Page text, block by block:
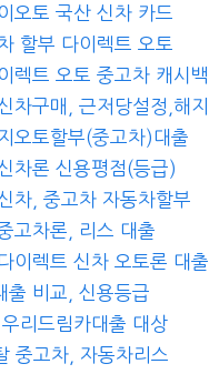
오토 국산 신차 카드
할부 다이렉트 오토
렉트 오토 중고차 캐시백
차구매, 근저당설정,해지
오토할부(중고차)대출
차론 신용평점(등급)
차, 중고차 자동차할부
고차론, 리스 대출
이렉트 신차 오토론 대출
출 비교, 신용등급
리드림카대출 대상
중고차, 자동차리스